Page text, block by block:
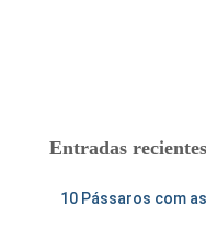
Entradas recientes
10 Pássaros com